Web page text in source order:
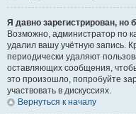
Я давно зарегистрирован, но
Возможно, администратор по
удалил вашу учётную запись.
периодически удаляют
оставляющих сообщения,
это произошло, попробуйте
участвовать в дискуссиях.
Вернуться к началу